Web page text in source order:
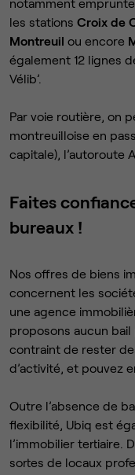
notamment
les stations Croix de
Montreuil ou encore
également 12 lignes
Vélib’.
Par voie routière, on
montreuilloise en
capitale), l’autoroute
Faites
bureaux !
Nos offres de biens
concernent les
une agence
proposons aucun bail
contraint de rester
d’activité, et pouvez
Outre l’absence de
flexibilité, Ubiq est
l’immobilier tertiaire.
sortes de locaux